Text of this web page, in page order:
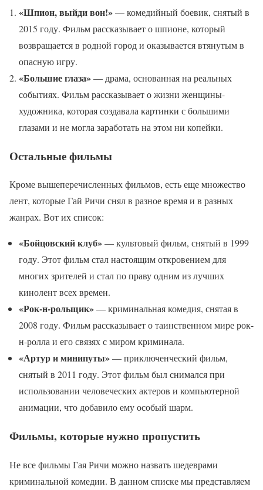
«Шпион, выйди вон!»— комедийный боевик, снятый в
2015 году. Фильм рассказывает о шпионе, который
возвращается в родной город и оказывается втянутым в
опасную игру.
«Большие глаза»— драма, основанная на реальных
событиях. Фильм рассказывает о жизни женщины-
художника, которая создавала картинки с большими
глазами и не могла заработать на этом ни копейки.
Остальные фильмы
Кроме вышеперечисленных фильмов, есть еще множество
лент, которые Гай Ричи снял в разное время и в разных
жанрах. Вот их список:
«Бойцовский клуб»— культовый фильм, снятый в 1999
году. Этот фильм стал настоящим откровением для
многих зрителей и стал по праву одним из лучших
кинолент всех времен.
«Рок-н-рольщик»— криминальная комедия, снятая в
2008 году. Фильм рассказывает о таинственном мире рок-
н-ролла и его связях с миром криминала.
«Артур и минипуты»— приключенческий фильм,
снятый в 2011 году. Этот фильм был снимался при
использовании человеческих актеров и компьютерной
анимации, что добавило ему особый шарм.
Фильмы, которые нужно пропустить
Не все фильмы Гая Ричи можно назвать шедеврами
криминальной комедии. В данном списке мы представляем